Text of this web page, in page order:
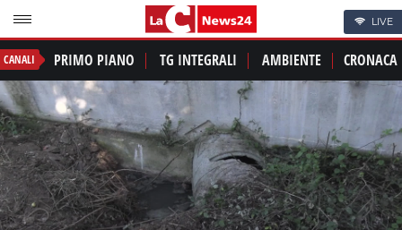
LIVE
CANALI PRIMO PIANO TG INTEGRALI AMBIENTE CRONACA